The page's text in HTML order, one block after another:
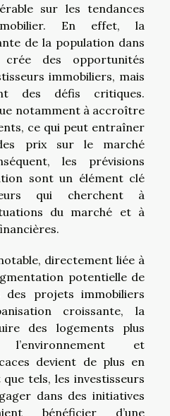
sur les tendances
En effet, la
de la population dans
des opportunités
immobiliers, mais
des défis critiques.
notamment à accroître
ce qui peut entraîner
prix sur le marché
les prévisions
sont un élément clé
qui cherchent à
du marché et à
directement liée à
potentielle de
des projets immobiliers
croissante, la
des logements plus
et
devient de plus en
tels, les investisseurs
dans des initiatives
bénéficier d’une